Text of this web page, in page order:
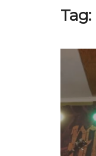
Tag: